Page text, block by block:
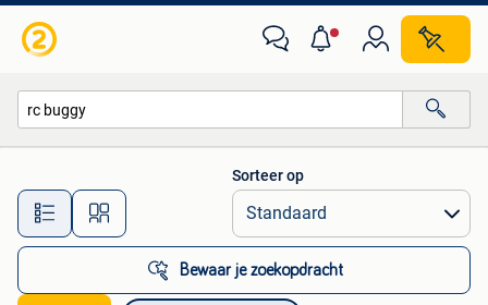
Alle afstanden…
Sorteer op
Bewaar je zoekopdracht